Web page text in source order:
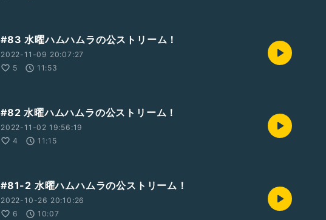
#83 水曜ハムハムラの公ストリーム！
2022-11-09 20:07:27
5
11:53
#82 水曜ハムハムラの公ストリーム！
2022-11-02 19:56:19
4
11:15
#81-2 水曜ハムハムラの公ストリーム！
2022-10-26 20:10:26
6
10:07